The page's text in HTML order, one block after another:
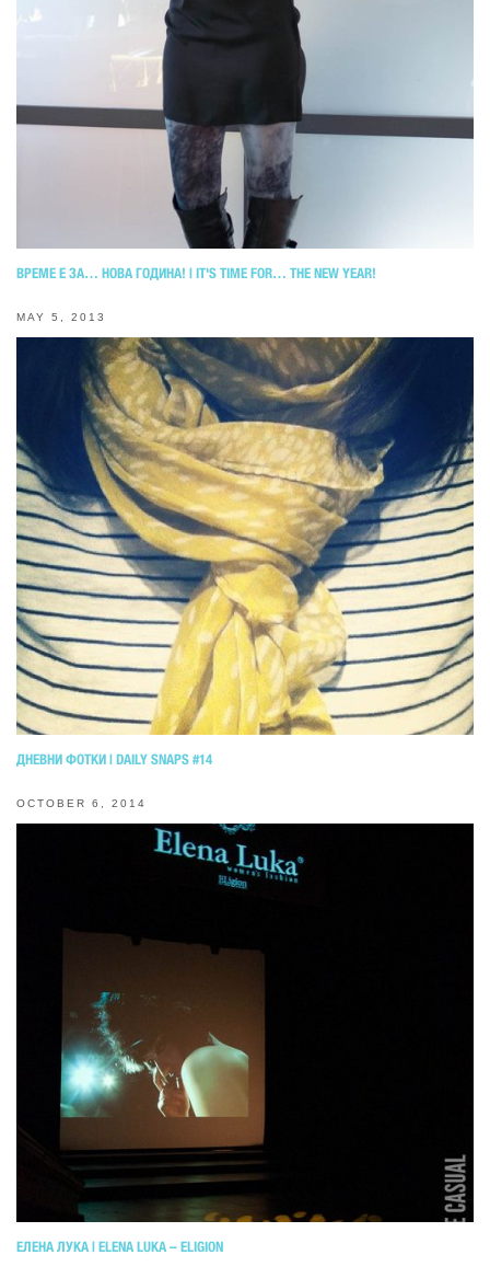
ВРЕМЕ Е ЗА… НОВА ГОДИНА! | IT'S TIME FOR… THE NEW YEAR!
MAY 5, 2013
ДНЕВНИ ФОТКИ | DAILY SNAPS #14
OCTOBER 6, 2014
ЕЛЕНА ЛУКА | ELENA LUKA – ELIGION